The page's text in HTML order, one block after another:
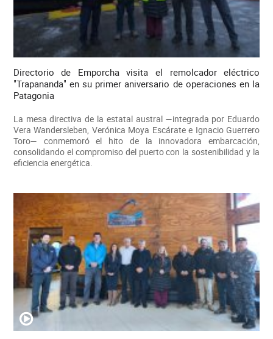
Directorio de Emporcha visita el remolcador eléctrico
"Trapananda" en su primer aniversario de operaciones en la
Patagonia
La mesa directiva de la estatal austral —integrada por Eduardo
Vera Wandersleben, Verónica Moya Escárate e Ignacio Guerrero
Toro— conmemoró el hito de la innovadora embarcación,
consolidando el compromiso del puerto con la sostenibilidad y la
eficiencia energética.